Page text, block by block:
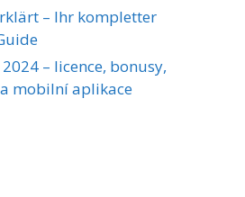
– Ihr kompletter
– licence, bonusy,
mobilní aplikace